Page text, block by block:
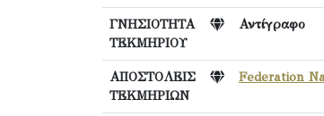
ΓΝΗΣΙΟΤΗΤΑ
ΤΕΚΜΗΡΙΟΥ
Αντίγραφο
ΑΠΟΣΤΟΛΕΙΣ
ΤΕΚΜΗΡΙΩΝ
Federation